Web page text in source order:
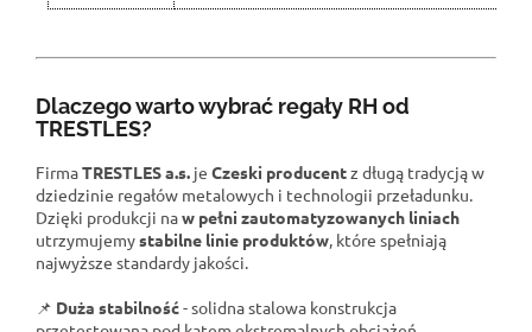
Dlaczego warto wybrać regały RH od
TRESTLES?
FirmaTRESTLES a.s. je Czeski producentz długą tradycją w
dziedzinie regałów metalowych i technologii przeładunku.
Dzięki produkcji naw pełni zautomatyzowanych liniach
utrzymujemystabilne linie produktów , które spełniają
najwyższe standardy jakości.
📌 Duża stabilność- solidna stalowa konstrukcja